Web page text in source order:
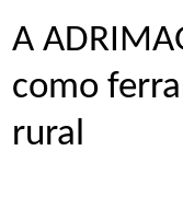
A
como
rural